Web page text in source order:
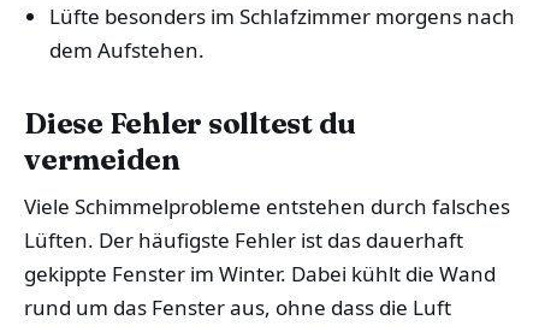
Lüfte besonders im Schlafzimmer morgens nach
dem Aufstehen.
Diese Fehler solltest du
vermeiden
Viele Schimmelprobleme entstehen durch falsches
Lüften. Der häufigste Fehler ist das dauerhaft
gekippte Fenster im Winter. Dabei kühlt die Wand
rund um das Fenster aus, ohne dass die Luft